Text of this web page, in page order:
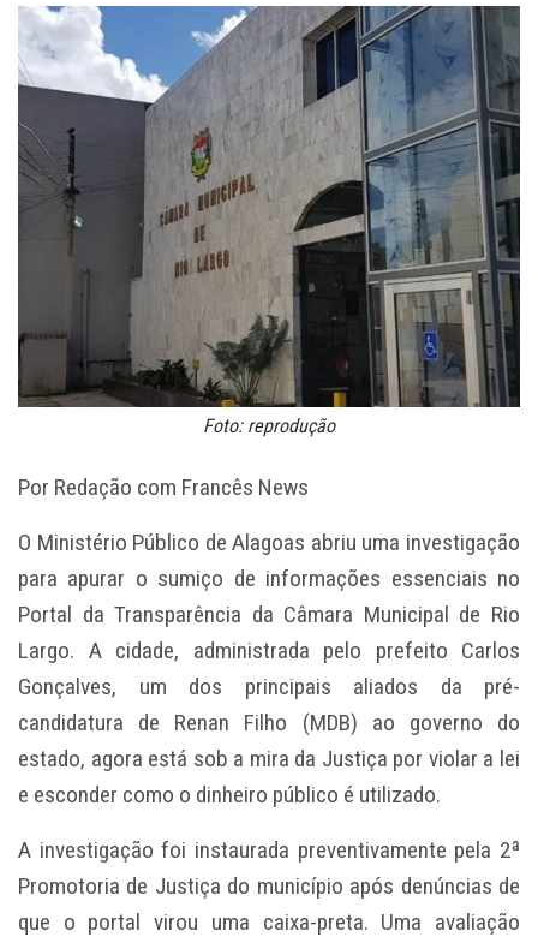
Foto: reprodução
Por Redação com Francês News
O Ministério Público de Alagoas abriu uma investigação
para apurar o sumiço de informações essenciais no
Portal da Transparência da Câmara Municipal de Rio
Largo. A cidade, administrada pelo prefeito Carlos
Gonçalves, um dos principais aliados da pré-
candidatura de Renan Filho (MDB) ao governo do
estado, agora está sob a mira da Justiça por violar a lei
e esconder como o dinheiro público é utilizado.
A investigação foi instaurada preventivamente pela 2ª
Promotoria de Justiça do município após denúncias de
que o portal virou uma caixa-preta. Uma avaliação